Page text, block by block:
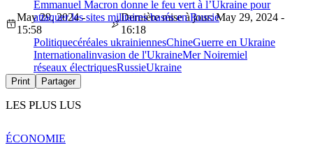
Emmanuel Macron donne le feu vert à l’Ukraine pour
attaquer les sites militaires basés en Russie
May 29, 2024 -
15:58
Dernière mise à jour: May 29, 2024 -
16:18
Politiquecéréales ukrainiennesChineGuerre en Ukraine
Internationalinvasion de l'UkraineMer Noiremiel
réseaux électriquesRussieUkraine
Print Partager
LES PLUS LUS
ÉCONOMIE